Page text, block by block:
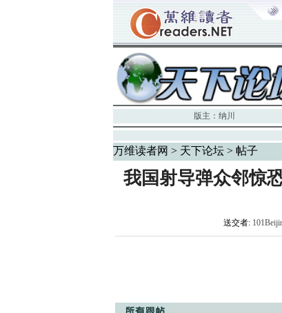
版主： 纳川
万维读者网 > 天下论坛> 帖子
我国射导弹众邻惊
送交者: